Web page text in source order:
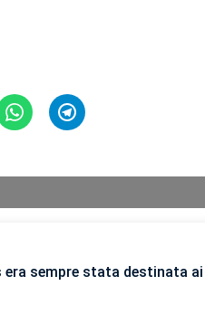
era sempre stata destinata ai